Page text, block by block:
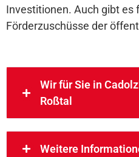
Investitionen. Auch gibt es
Förderzuschüsse der
Wir für Sie in
Roßtal
Weitere